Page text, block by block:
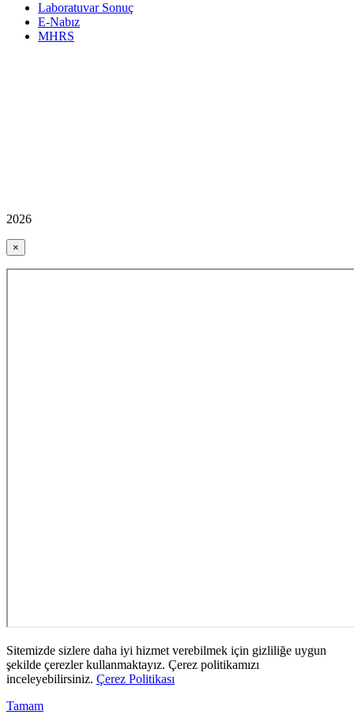
Laboratuvar Sonuç
E-Nabız
MHRS
2026
×
Sitemizde sizlere daha iyi hizmet verebilmek için gizliliğe uygun
şekilde çerezler kullanmaktayız. Çerez politikamızı
inceleyebilirsiniz. Çerez Politikası
Tamam